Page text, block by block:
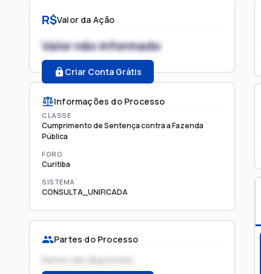
R$Valor da Ação
Valor não informado
Criar Conta Grátis
Informações do Processo
CLASSE
Cumprimento de Sentença contra a Fazenda
Pública
FORO
Curitiba
SISTEMA
CONSULTA_UNIFICADA
Partes do Processo
Partes não disponíveis